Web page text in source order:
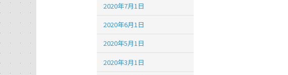
2020年7月1日
2020年6月1日
2020年5月1日
2020年3月1日